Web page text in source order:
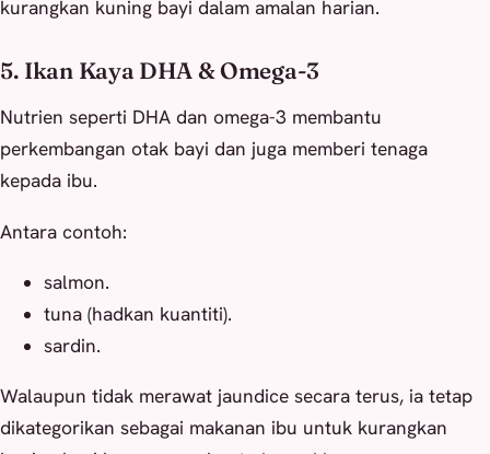
kurangkan kuning bayi dalam amalan harian.
5. Ikan Kaya DHA & Omega-3
Nutrien seperti DHA dan omega-3 membantu
perkembangan otak bayi dan juga memberi tenaga
kepada ibu.
Antara contoh:
salmon.
tuna (hadkan kuantiti).
sardin.
Walaupun tidak merawat jaundice secara terus, ia tetap
dikategorikan sebagai makanan ibu untuk kurangkan